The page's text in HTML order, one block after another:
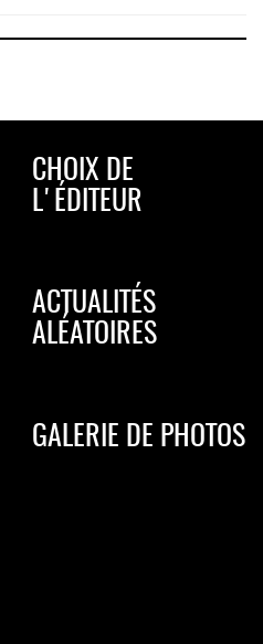
CHOIX DE
L'ÉDITEUR
ACTUALITÉS
ALÉATOIRES
GALERIE DE PHOTOS